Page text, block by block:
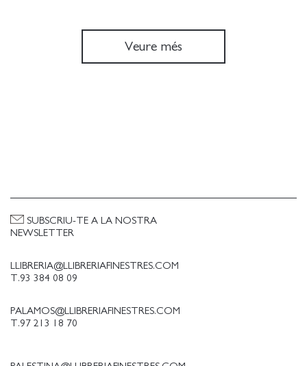
Data edició [ASC]
Veure més
LLIBRERIA@LLIBRERIAFINESTRES.COM
T.93 384 08 09
PALAMOS@LLIBRERIAFINESTRES.COM
T.97 213 18 70
SUBSCRIU-TE A LA NOSTRA
NEWSLETTER